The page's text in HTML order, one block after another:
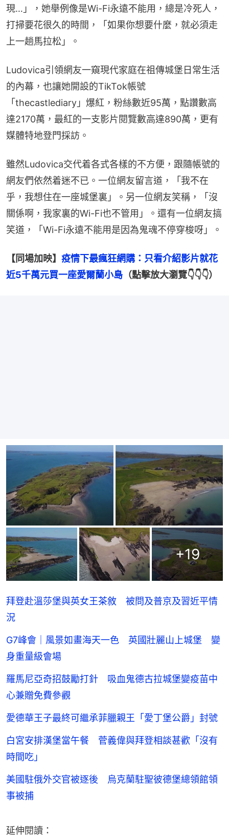
現…」，她舉例像是Wi-Fi永遠不能用，總是冷死人，
打掃要花很久的時間，「如果你想要什麼，就必須走
上一趟馬拉松」。
Ludovica引領網友一窺現代家庭在祖傳城堡日常生活
的內幕，也讓她開設的TikTok帳號
「thecastlediary」爆紅，粉絲數近95萬，點讚數高
達2170萬，最紅的一支影片閱覽數高達890萬，更有
媒體特地登門採訪。
雖然Ludovica交代着各式各樣的不方便，跟隨帳號的
網友們依然着迷不已。一位網友留言道，「我不在
乎，我想住在一座城堡裏」。另一位網友笑稱，「沒
關係啊，我家裏的Wi-Fi也不管用」。還有一位網友搞
笑道，「Wi-Fi永遠不能用是因為鬼魂不停穿梭呀」。
【同場加映】 疫情下最瘋狂網購：只看介紹影片就花
近5千萬元買一座愛爾蘭小島 （點擊放大瀏覽👇👇👇）
+19
拜登赴溫莎堡與英女王茶敘 被問及普京及習近平情
況
G7峰會｜風景如畫海天一色 英國壯麗山上城堡 變
身重量級會場
羅馬尼亞奇招鼓勵打針 吸血鬼德古拉城堡變疫苗中
心兼贈免費參觀
愛德華王子最終可繼承菲臘親王「愛丁堡公爵」封號
白宮安排漢堡當午餐 菅義偉與拜登相談甚歡「沒有
時間吃」
美國駐俄外交官被逐後 烏克蘭駐聖彼德堡總領館領
事被捕
延伸閱讀：